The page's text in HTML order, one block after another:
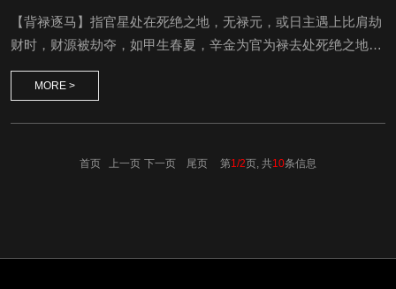
【背禄逐马】指官星处在死绝之地，无禄元，或日主遇上比肩劫
财时，财源被劫夺，如甲生春夏，辛金为官为禄去处死绝之地，
叫背禄。背禄者，甲以辛为官为禄，金绝则无官矣，甲木以己土
为财为马，却被乙或卯木等劫夺，叫逐马。也有把伤官见官称背
卯未劫夺，甲无财矣，故为逐马。余例推。如壬子、壬子、丁
MORE >
首页 上一页 下一页 尾页 第1/2页, 共10条信息